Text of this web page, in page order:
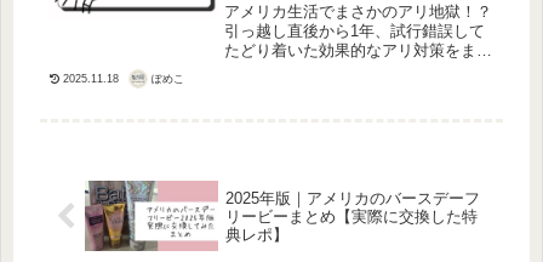
アメリカ生活でまさかのアリ地獄！？
引っ越し直後から1年、試行錯誤して
たどり着いた効果的なアリ対策をまと
2025.11.18 ぽめこ
2025年版｜アメリカのバースデーフ
リービーまとめ【実際に交換した特
典レポ】